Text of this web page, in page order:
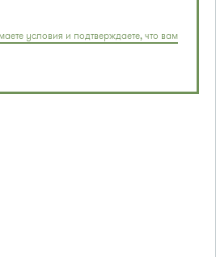
условия и подтверждаете, что вам